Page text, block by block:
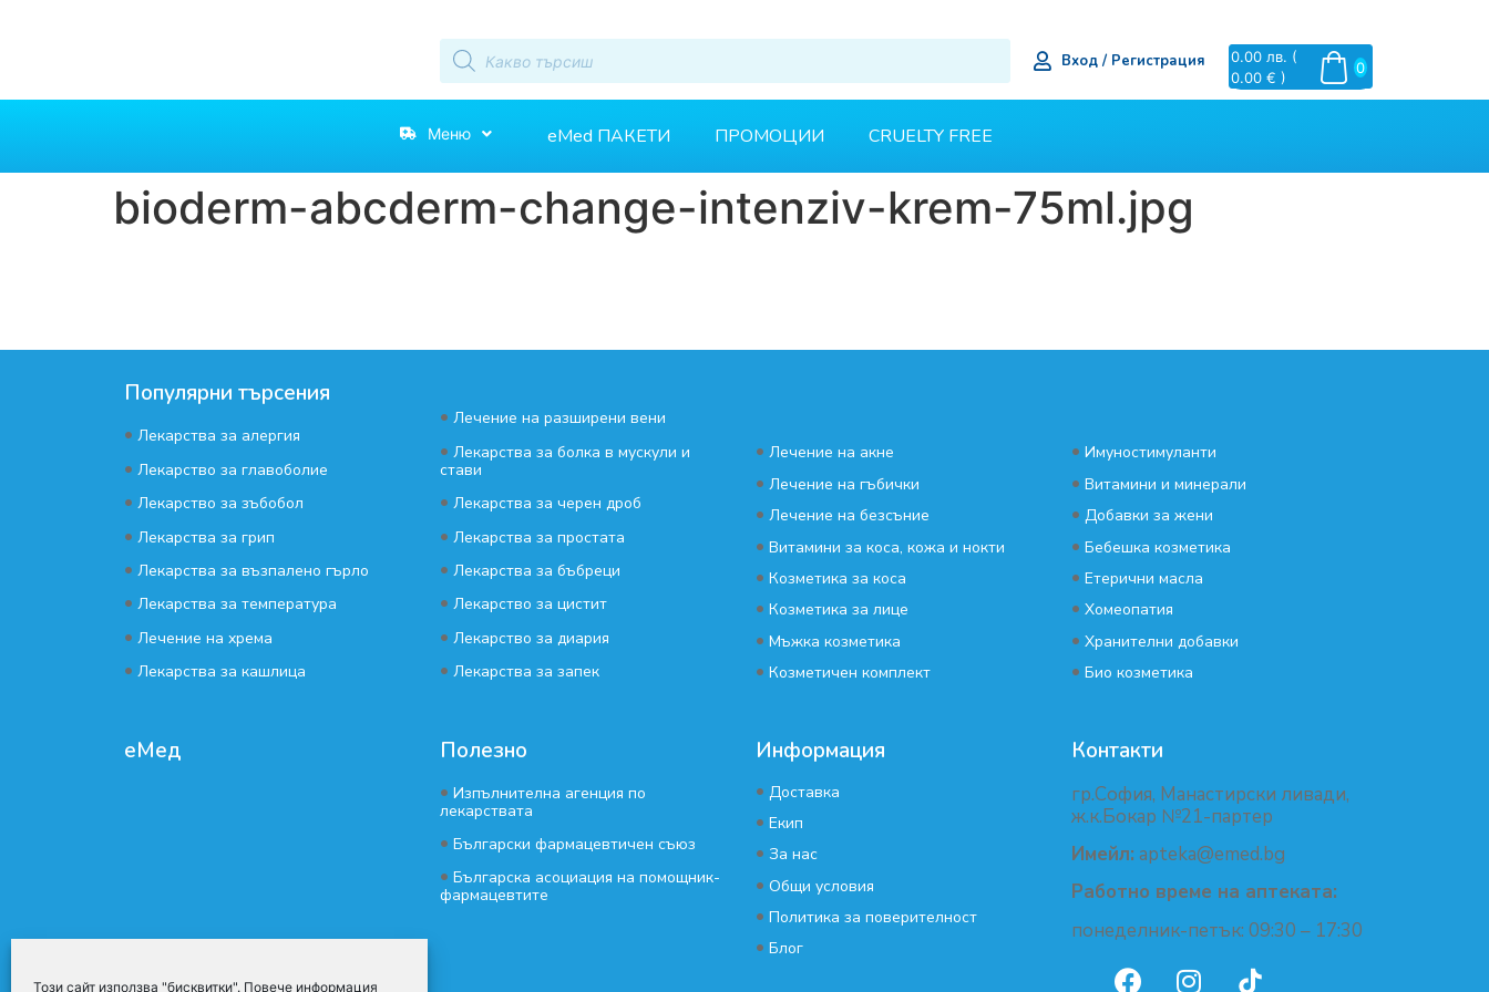
Този сайт използва "бисквитки". Повече информация
Вход / Регистрация 0
0.00 лв. (
0.00 € )
Меню eMed ПАКЕТИ ПРОМОЦИИ CRUELTY FREE
bioderm-abcderm-change-intenziv-krem-75ml.jpg
Популярни търсения
• Лекарства за алергия
• Лекарство за главоболие
• Лекарство за зъбобол
• Лекарства за грип
• Лекарства за възпалено гърло
• Лекарства за температура
• Лечение на хрема
• Лекарства за кашлица
• Лечение на разширени вени
• Лекарства за болка в мускули и
стави
• Лекарства за черен дроб
• Лекарства за простата
• Лекарства за бъбреци
• Лекарство за цистит
• Лекарство за диария
• Лекарства за запек
• Лечение на акне
• Лечение на гъбички
• Лечение на безсъние
• Витамини за коса, кожа и нокти
• Козметика за коса
• Козметика за лице
• Мъжка козметика
• Козметичен комплект
• Имуностимуланти
• Витамини и минерали
• Добавки за жени
• Бебешка козметика
• Етерични масла
• Хомеопатия
• Хранителни добавки
• Био козметика
еМед Полезно
• Изпълнителна агенция по
лекарствата
• Български фармацевтичен съюз
• Българска асоциация на помощник-
фармацевтите
Информация
• Доставка
• Екип
• За нас
• Общи условия
• Политика за поверителност
• Блог
Контакти
гр.София, Манастирски ливади,
ж.к.Бокар №21-партер
Имейл: apteka@emed.bg
Работно време на аптеката:
понеделник-петък: 09:30 – 17:30